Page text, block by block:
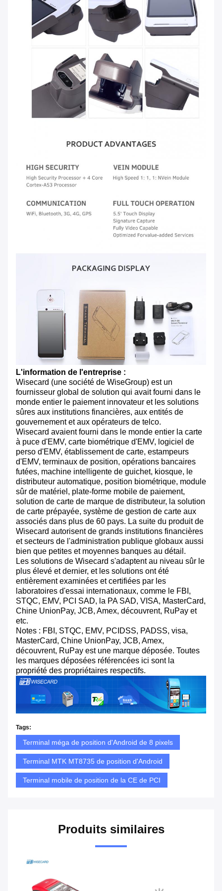
L'information de l'entreprise :
Wisecard (une société de WiseGroup) est un
fournisseur global de solution qui avait fourni dans le
monde entier le paiement innovateur et les solutions
sûres aux institutions financières, aux entités de
gouvernement et aux opérateurs de telco.
Wisecard avaient fourni dans le monde entier la carte
à puce d'EMV, carte biométrique d'EMV, logiciel de
perso d'EMV, établissement de carte, estampeurs
d'EMV, terminaux de position, opérations bancaires
futées, machine intelligente de guichet, kiosque, le
distributeur automatique, position biométrique, module
sûr de matériel, plate-forme mobile de paiement,
solution de carte de marque de distributeur, la solution
de carte prépayée, système de gestion de carte aux
associés dans plus de 60 pays. La suite du produit de
Wisecard autorisent de grands institutions financières
et secteurs de l'administration publique globaux aussi
bien que petites et moyennes banques au détail.
Les solutions de Wisecard s'adaptent au niveau sûr le
plus élevé et dernier, et les solutions ont été
entièrement examinées et certifiées par les
laboratoires d'essai internationaux, comme le FBI,
STQC, EMV, PCI SAD, la PA SAD, VISA, MasterCard,
Chine UnionPay, JCB, Amex, découvrent, RuPay et
etc.
Notes : FBI, STQC, EMV, PCIDSS, PADSS, visa,
MasterCard, Chine UnionPay, JCB, Amex,
découvrent, RuPay est une marque déposée. Toutes
les marques déposées référencées ici sont la
propriété des propriétaires respectifs.
Tags:
Terminal méga de position d'Android de 8 pixels
Terminal MTK MT8735 de position d'Android
Terminal mobile de position de la CE de PCI
Produits similaires